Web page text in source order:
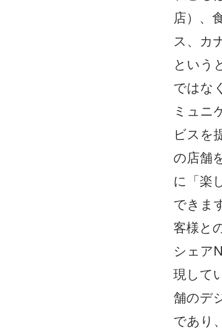
店）、
ス、カ
という
ではな
ミュニ
ビスを
の店舗
に「楽
できま
客様と
シェア
現して
舗のデ
であり